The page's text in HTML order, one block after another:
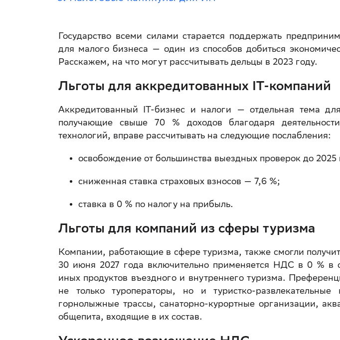
Государство всеми силами старается поддержать
для малого бизнеса — один из способов добиться
Расскажем, на что могут рассчитывать дельцы в 2023 году.
Льготы для аккредитованных IT-компаний
Аккредитованный IT-бизнес и налоги — отдельная тема
получающие свыше 70 % доходов благодаря
технологий, вправе рассчитывать на следующие послабления:
освобождение от большинства выездных проверок до 2025
сниженная ставка страховых взносов — 7,6 %;
ставка в 0 % по налогу на прибыль.
Льготы для компаний из сферы туризма
Компании, работающие в сфере туризма, также смогли
30 июня 2027 года включительно применяется НДС в 0 % в
иных продуктов въездного и внутреннего туризма.
не только туроператоры, но и туристко-развлекательные
горнолыжные трассы, санаторно-курортные организации,
общепита, входящие в их состав.